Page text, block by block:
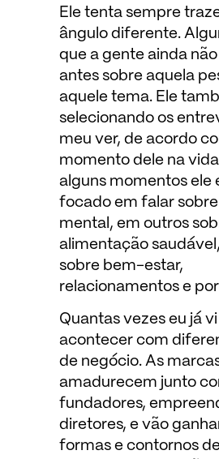
Ele tenta sempre
ângulo diferente.
que a gente ainda
antes sobre aquela
aquele tema. Ele
selecionando os
meu ver, de acordo
momento dele na
alguns momentos ele
focado em falar
mental, em outros
alimentação
sobre bem-estar,
relacionamentos e
Quantas vezes eu já vi
acontecer com
de negócio. As
amadurecem junto
fundadores,
diretores, e vão
formas e contornos